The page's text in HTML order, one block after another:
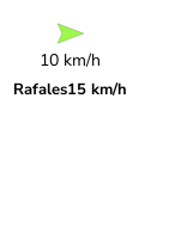
10 km/h
Rafales15 km/h